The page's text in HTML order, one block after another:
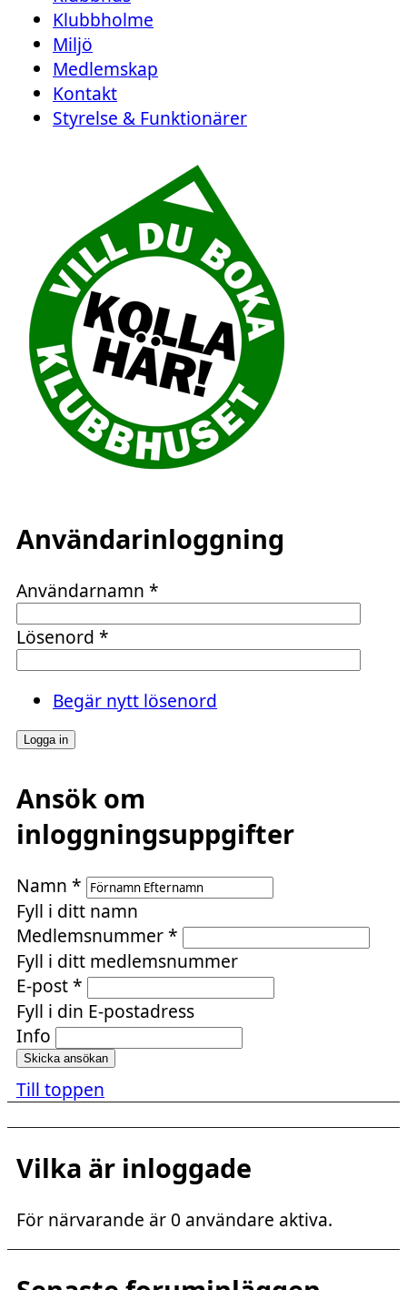
Klubbholme
Miljö
Medlemskap
Kontakt
Styrelse & Funktionärer
Användarinloggning
Användarnamn *
Lösenord *
Begär nytt lösenord
Ansök om
inloggningsuppgifter
Namn *
Fyll i ditt namn
Medlemsnummer*
Fyll i ditt medlemsnummer
E-post*
Fyll i din E-postadress
Info
Till toppen
Vilka är inloggade
För närvarande är 0 användare aktiva.